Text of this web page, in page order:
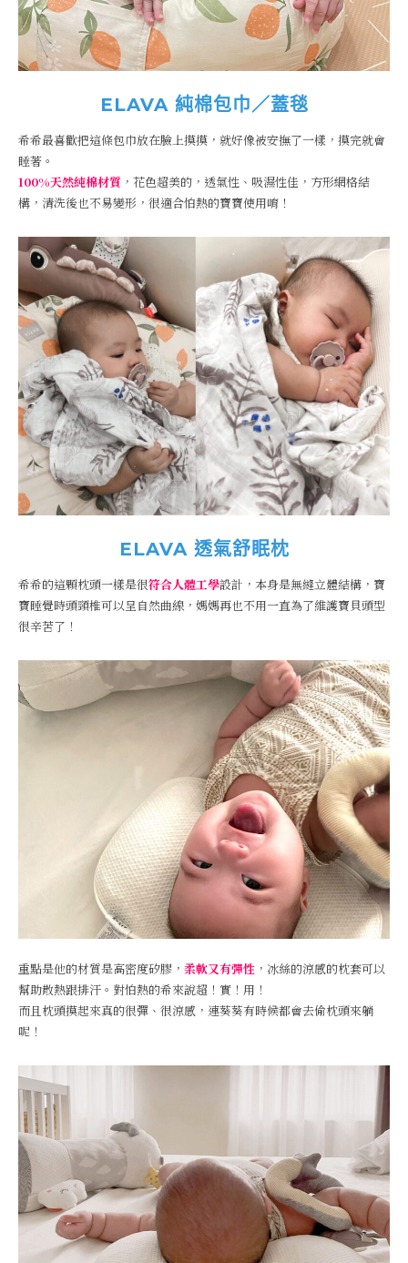
ELAVA 純棉包巾／蓋毯
希希最喜歡把這條包巾放在臉上摸摸，就好像被安撫了一樣，摸完就會
睡著。
100%天然純棉材質 ，花色超美的，透氣性、吸濕性佳，方形網格結
構，清洗後也不易變形，很適合怕熱的寶寶使用唷！
ELAVA 透氣舒眠枕
希希的這顆枕頭一樣是很符合人體工學設計，本身是無縫立體結構，寶
寶睡覺時頭頸椎可以呈自然曲線，媽媽再也不用一直為了維護寶貝頭型
很辛苦了！
重點是他的材質是高密度矽膠， 柔軟又有彈性 ，冰絲的涼感的枕套可以
幫助散熱跟排汗。對怕熱的希來說超！實！用！
而且枕頭摸起來真的很彈、很涼感，連葵葵有時候都會去偷枕頭來躺
呢！